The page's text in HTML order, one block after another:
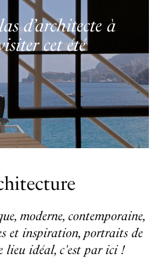
d’architecte à
cet été
moderne, contemporaine,
et inspiration, portraits de
lieu idéal, c'est par ici !